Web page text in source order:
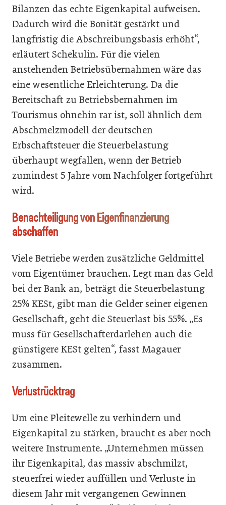
Bilanzen das echte Eigenkapital aufweisen.
Dadurch wird die Bonität gestärkt und
langfristig die Abschreibungsbasis erhöht“,
erläutert Schekulin. Für die vielen
anstehenden Betriebsübernahmen wäre das
eine wesentliche Erleichterung. Da die
Bereitschaft zu Betriebsbernahmen im
Tourismus ohnehin rar ist, soll ähnlich dem
Abschmelzmodell der deutschen
Erbschaftsteuer die Steuerbelastung
überhaupt wegfallen, wenn der Betrieb
zumindest 5 Jahre vom Nachfolger fortgeführt
wird.
Benachteiligung von Eigenfinanzierung
abschaffen
Viele Betriebe werden zusätzliche Geldmittel
vom Eigentümer brauchen. Legt man das Geld
bei der Bank an, beträgt die Steuerbelastung
25% KESt, gibt man die Gelder seiner eigenen
Gesellschaft, geht die Steuerlast bis 55%. „Es
muss für Gesellschafterdarlehen auch die
günstigere KESt gelten“, fasst Magauer
zusammen.
Verlustrücktrag
Um eine Pleitewelle zu verhindern und
Eigenkapital zu stärken, braucht es aber noch
weitere Instrumente. „Unternehmen müssen
ihr Eigenkapital, das massiv abschmilzt,
steuerfrei wieder auffüllen und Verluste in
diesem Jahr mit vergangenen Gewinnen